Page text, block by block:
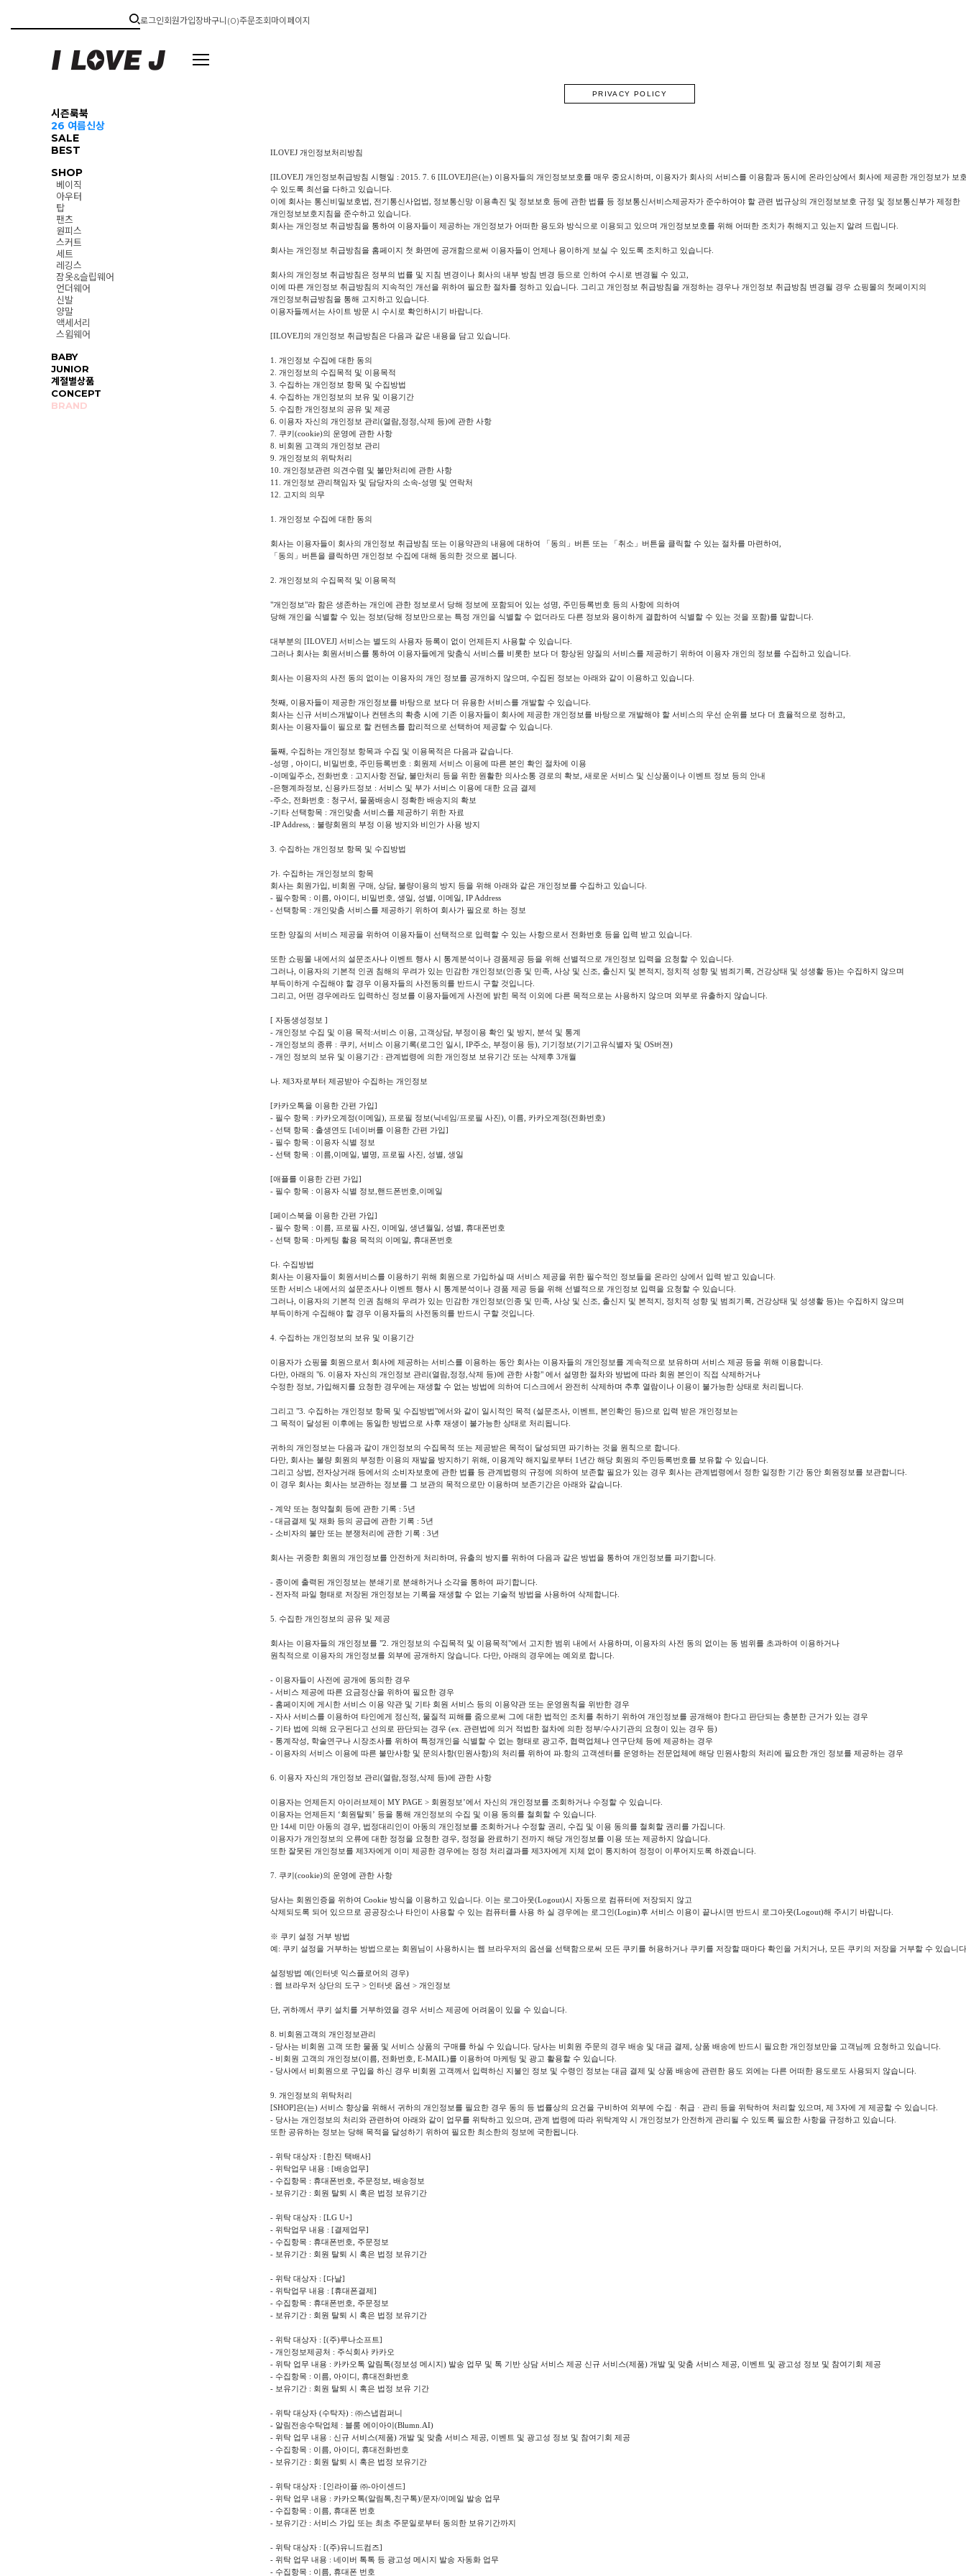
로그인회원가입장바구니(0)주문조회마이페이지
시즌룩북
26 여름신상
SALE
BEST
SHOP
베이직
아우터
탑
팬츠
원피스
스커트
세트
레깅스
잠옷&슬립웨어
언더웨어
신발
양말
액세서리
스윔웨어
BABY
JUNIOR
계절별상품
CONCEPT
BRAND
PRIVACY POLICY
ILOVEJ 개인정보처리방침
[ILOVEJ] 개인정보취급방침 시행일 : 2015. 7. 6 [ILOVEJ]은(는) 이용자들의 개인정보보호를 매우 중요시하며, 이용자가 회사의 서비스를 이용함과 동시에 온라인상에서 회사에 제공한 개인정보가 보
수 있도록 최선을 다하고 있습니다.
이에 회사는 통신비밀보호법, 전기통신사업법, 정보통신망 이용촉진 및 정보보호 등에 관한 법률 등 정보통신서비스제공자가 준수하여야 할 관련 법규상의 개인정보보호 규정 및 정보통신부가 제정한
개인정보보호지침을 준수하고 있습니다.
회사는 개인정보 취급방침을 통하여 이용자들이 제공하는 개인정보가 어떠한 용도와 방식으로 이용되고 있으며 개인정보보호를 위해 어떠한 조치가 취해지고 있는지 알려 드립니다.
회사는 개인정보 취급방침을 홈페이지 첫 화면에 공개함으로써 이용자들이 언제나 용이하게 보실 수 있도록 조치하고 있습니다.
회사의 개인정보 취급방침은 정부의 법률 및 지침 변경이나 회사의 내부 방침 변경 등으로 인하여 수시로 변경될 수 있고,
이에 따른 개인정보 취급방침의 지속적인 개선을 위하여 필요한 절차를 정하고 있습니다. 그리고 개인정보 취급방침을 개정하는 경우나 개인정보 취급방침 변경될 경우 쇼핑몰의 첫페이지의
개인정보취급방침을 통해 고지하고 있습니다.
이용자들께서는 사이트 방문 시 수시로 확인하시기 바랍니다.
[ILOVEJ]의 개인정보 취급방침은 다음과 같은 내용을 담고 있습니다.
1. 개인정보 수집에 대한 동의
2. 개인정보의 수집목적 및 이용목적
3. 수집하는 개인정보 항목 및 수집방법
4. 수집하는 개인정보의 보유 및 이용기간
5. 수집한 개인정보의 공유 및 제공
6. 이용자 자신의 개인정보 관리(열람,정정,삭제 등)에 관한 사항
7. 쿠키(cookie)의 운영에 관한 사항
8. 비회원 고객의 개인정보 관리
9. 개인정보의 위탁처리
10. 개인정보관련 의견수렴 및 불만처리에 관한 사항
11. 개인정보 관리책임자 및 담당자의 소속-성명 및 연락처
12. 고지의 의무
1. 개인정보 수집에 대한 동의
회사는 이용자들이 회사의 개인정보 취급방침 또는 이용약관의 내용에 대하여 「동의」버튼 또는 「취소」버튼을 클릭할 수 있는 절차를 마련하여,
「동의」버튼을 클릭하면 개인정보 수집에 대해 동의한 것으로 봅니다.
2. 개인정보의 수집목적 및 이용목적
"개인정보"라 함은 생존하는 개인에 관한 정보로서 당해 정보에 포함되어 있는 성명, 주민등록번호 등의 사항에 의하여
당해 개인을 식별할 수 있는 정보(당해 정보만으로는 특정 개인을 식별할 수 없더라도 다른 정보와 용이하게 결합하여 식별할 수 있는 것을 포함)를 말합니다.
대부분의 [ILOVEJ] 서비스는 별도의 사용자 등록이 없이 언제든지 사용할 수 있습니다.
그러나 회사는 회원서비스를 통하여 이용자들에게 맞춤식 서비스를 비롯한 보다 더 향상된 양질의 서비스를 제공하기 위하여 이용자 개인의 정보를 수집하고 있습니다.
회사는 이용자의 사전 동의 없이는 이용자의 개인 정보를 공개하지 않으며, 수집된 정보는 아래와 같이 이용하고 있습니다.
첫째, 이용자들이 제공한 개인정보를 바탕으로 보다 더 유용한 서비스를 개발할 수 있습니다.
회사는 신규 서비스개발이나 컨텐츠의 확충 시에 기존 이용자들이 회사에 제공한 개인정보를 바탕으로 개발해야 할 서비스의 우선 순위를 보다 더 효율적으로 정하고,
회사는 이용자들이 필요로 할 컨텐츠를 합리적으로 선택하여 제공할 수 있습니다.
둘째, 수집하는 개인정보 항목과 수집 및 이용목적은 다음과 같습니다.
-성명 , 아이디, 비밀번호, 주민등록번호 : 회원제 서비스 이용에 따른 본인 확인 절차에 이용
-이메일주소, 전화번호 : 고지사항 전달, 불만처리 등을 위한 원활한 의사소통 경로의 확보, 새로운 서비스 및 신상품이나 이벤트 정보 등의 안내
-은행계좌정보, 신용카드정보 : 서비스 및 부가 서비스 이용에 대한 요금 결제
-주소, 전화번호 : 청구서, 물품배송시 정확한 배송지의 확보
-기타 선택항목 : 개인맞춤 서비스를 제공하기 위한 자료
-IP Address, : 불량회원의 부정 이용 방지와 비인가 사용 방지
3. 수집하는 개인정보 항목 및 수집방법
가. 수집하는 개인정보의 항목
회사는 회원가입, 비회원 구매, 상담, 불량이용의 방지 등을 위해 아래와 같은 개인정보를 수집하고 있습니다.
- 필수항목 : 이름, 아이디, 비밀번호, 생일, 성별, 이메일, IP Address
- 선택항목 : 개인맞춤 서비스를 제공하기 위하여 회사가 필요로 하는 정보
또한 양질의 서비스 제공을 위하여 이용자들이 선택적으로 입력할 수 있는 사항으로서 전화번호 등을 입력 받고 있습니다.
또한 쇼핑몰 내에서의 설문조사나 이벤트 행사 시 통계분석이나 경품제공 등을 위해 선별적으로 개인정보 입력을 요청할 수 있습니다.
그러나, 이용자의 기본적 인권 침해의 우려가 있는 민감한 개인정보(인종 및 민족, 사상 및 신조, 출신지 및 본적지, 정치적 성향 및 범죄기록, 건강상태 및 성생활 등)는 수집하지 않으며
부득이하게 수집해야 할 경우 이용자들의 사전동의를 반드시 구할 것입니다.
그리고, 어떤 경우에라도 입력하신 정보를 이용자들에게 사전에 밝힌 목적 이외에 다른 목적으로는 사용하지 않으며 외부로 유출하지 않습니다.
[ 자동생성정보 ]
- 개인정보 수집 및 이용 목적:서비스 이용, 고객상담, 부정이용 확인 및 방지, 분석 및 통계
- 개인정보의 종류 : 쿠키, 서비스 이용기록(로그인 일시, IP주소, 부정이용 등), 기기정보(기기고유식별자 및 OS버젼)
- 개인 정보의 보유 및 이용기간 : 관계법령에 의한 개인정보 보유기간 또는 삭제후 3개월
나. 제3자로부터 제공받아 수집하는 개인정보
[카카오톡을 이용한 간편 가입]
- 필수 항목 : 카카오계정(이메일), 프로필 정보(닉네임/프로필 사진), 이름, 카카오계정(전화번호)
- 선택 항목 : 출생연도 [네이버를 이용한 간편 가입]
- 필수 항목 : 이용자 식별 정보
- 선택 항목 : 이름,이메일, 별명, 프로필 사진, 성별, 생일
[애플를 이용한 간편 가입]
- 필수 항목 : 이용자 식별 정보,핸드폰번호,이메일
[페이스북을 이용한 간편 가입]
- 필수 항목 : 이름, 프로필 사진, 이메일, 생년월일, 성별, 휴대폰번호
- 선택 항목 : 마케팅 활용 목적의 이메일, 휴대폰번호
다. 수집방법
회사는 이용자들이 회원서비스를 이용하기 위해 회원으로 가입하실 때 서비스 제공을 위한 필수적인 정보들을 온라인 상에서 입력 받고 있습니다.
또한 서비스 내에서의 설문조사나 이벤트 행사 시 통계분석이나 경품 제공 등을 위해 선별적으로 개인정보 입력을 요청할 수 있습니다.
그러나, 이용자의 기본적 인권 침해의 우려가 있는 민감한 개인정보(인종 및 민족, 사상 및 신조, 출신지 및 본적지, 정치적 성향 및 범죄기록, 건강상태 및 성생활 등)는 수집하지 않으며
부득이하게 수집해야 할 경우 이용자들의 사전동의를 반드시 구할 것입니다.
4. 수집하는 개인정보의 보유 및 이용기간
이용자가 쇼핑몰 회원으로서 회사에 제공하는 서비스를 이용하는 동안 회사는 이용자들의 개인정보를 계속적으로 보유하며 서비스 제공 등을 위해 이용합니다.
다만, 아래의 "6. 이용자 자신의 개인정보 관리(열람,정정,삭제 등)에 관한 사항" 에서 설명한 절차와 방법에 따라 회원 본인이 직접 삭제하거나
수정한 정보, 가입해지를 요청한 경우에는 재생할 수 없는 방법에 의하여 디스크에서 완전히 삭제하며 추후 열람이나 이용이 불가능한 상태로 처리됩니다.
그리고 "3. 수집하는 개인정보 항목 및 수집방법"에서와 같이 일시적인 목적 (설문조사, 이벤트, 본인확인 등)으로 입력 받은 개인정보는
그 목적이 달성된 이후에는 동일한 방법으로 사후 재생이 불가능한 상태로 처리됩니다.
귀하의 개인정보는 다음과 같이 개인정보의 수집목적 또는 제공받은 목적이 달성되면 파기하는 것을 원칙으로 합니다.
다만, 회사는 불량 회원의 부정한 이용의 재발을 방지하기 위해, 이용계약 해지일로부터 1년간 해당 회원의 주민등록번호를 보유할 수 있습니다.
그리고 상법, 전자상거래 등에서의 소비자보호에 관한 법률 등 관계법령의 규정에 의하여 보존할 필요가 있는 경우 회사는 관계법령에서 정한 일정한 기간 동안 회원정보를 보관합니다.
이 경우 회사는 회사는 보관하는 정보를 그 보관의 목적으로만 이용하며 보존기간은 아래와 같습니다.
- 계약 또는 청약철회 등에 관한 기록 : 5년
- 대금결제 및 재화 등의 공급에 관한 기록 : 5년
- 소비자의 불만 또는 분쟁처리에 관한 기록 : 3년
회사는 귀중한 회원의 개인정보를 안전하게 처리하며, 유출의 방지를 위하여 다음과 같은 방법을 통하여 개인정보를 파기합니다.
- 종이에 출력된 개인정보는 분쇄기로 분쇄하거나 소각을 통하여 파기합니다.
- 전자적 파일 형태로 저장된 개인정보는 기록을 재생할 수 없는 기술적 방법을 사용하여 삭제합니다.
5. 수집한 개인정보의 공유 및 제공
회사는 이용자들의 개인정보를 "2. 개인정보의 수집목적 및 이용목적"에서 고지한 범위 내에서 사용하며, 이용자의 사전 동의 없이는 동 범위를 초과하여 이용하거나
원칙적으로 이용자의 개인정보를 외부에 공개하지 않습니다. 다만, 아래의 경우에는 예외로 합니다.
- 이용자들이 사전에 공개에 동의한 경우
- 서비스 제공에 따른 요금정산을 위하여 필요한 경우
- 홈페이지에 게시한 서비스 이용 약관 및 기타 회원 서비스 등의 이용약관 또는 운영원칙을 위반한 경우
- 자사 서비스를 이용하여 타인에게 정신적, 물질적 피해를 줌으로써 그에 대한 법적인 조치를 취하기 위하여 개인정보를 공개해야 한다고 판단되는 충분한 근거가 있는 경우
- 기타 법에 의해 요구된다고 선의로 판단되는 경우 (ex. 관련법에 의거 적법한 절차에 의한 정부/수사기관의 요청이 있는 경우 등)
- 통계작성, 학술연구나 시장조사를 위하여 특정개인을 식별할 수 없는 형태로 광고주, 협력업체나 연구단체 등에 제공하는 경우
- 이용자의 서비스 이용에 따른 불만사항 및 문의사항(민원사항)의 처리를 위하여 파.항의 고객센터를 운영하는 전문업체에 해당 민원사항의 처리에 필요한 개인 정보를 제공하는 경우
6. 이용자 자신의 개인정보 관리(열람,정정,삭제 등)에 관한 사항
이용자는 언제든지 아이러브제이 MY PAGE > 회원정보’에서 자신의 개인정보를 조회하거나 수정할 수 있습니다.
이용자는 언제든지 ‘회원탈퇴’ 등을 통해 개인정보의 수집 및 이용 동의를 철회할 수 있습니다.
만 14세 미만 아동의 경우, 법정대리인이 아동의 개인정보를 조회하거나 수정할 권리, 수집 및 이용 동의를 철회할 권리를 가집니다.
이용자가 개인정보의 오류에 대한 정정을 요청한 경우, 정정을 완료하기 전까지 해당 개인정보를 이용 또는 제공하지 않습니다.
또한 잘못된 개인정보를 제3자에게 이미 제공한 경우에는 정정 처리결과를 제3자에게 지체 없이 통지하여 정정이 이루어지도록 하겠습니다.
7. 쿠키(cookie)의 운영에 관한 사항
당사는 회원인증을 위하여 Cookie 방식을 이용하고 있습니다. 이는 로그아웃(Logout)시 자동으로 컴퓨터에 저장되지 않고
삭제되도록 되어 있으므로 공공장소나 타인이 사용할 수 있는 컴퓨터를 사용 하 실 경우에는 로그인(Login)후 서비스 이용이 끝나시면 반드시 로그아웃(Logout)해 주시기 바랍니다.
※ 쿠키 설정 거부 방법
예: 쿠키 설정을 거부하는 방법으로는 회원님이 사용하시는 웹 브라우저의 옵션을 선택함으로써 모든 쿠키를 허용하거나 쿠키를 저장할 때마다 확인을 거치거나, 모든 쿠키의 저장을 거부할 수 있습니
설정방법 예(인터넷 익스플로어의 경우)
: 웹 브라우저 상단의 도구 > 인터넷 옵션 > 개인정보
단, 귀하께서 쿠키 설치를 거부하였을 경우 서비스 제공에 어려움이 있을 수 있습니다.
8. 비회원고객의 개인정보관리
- 당사는 비회원 고객 또한 물품 및 서비스 상품의 구매를 하실 수 있습니다. 당사는 비회원 주문의 경우 배송 및 대금 결제, 상품 배송에 반드시 필요한 개인정보만을 고객님께 요청하고 있습니다.
- 비회원 고객의 개인정보(이름, 전화번호, E-MAIL)를 이용하여 마케팅 및 광고 활용할 수 있습니다.
- 당사에서 비회원으로 구입을 하신 경우 비회원 고객께서 입력하신 지불인 정보 및 수령인 정보는 대금 결제 및 상품 배송에 관련한 용도 외에는 다른 어떠한 용도로도 사용되지 않습니다.
9. 개인정보의 위탁처리
[SHOP]은(는) 서비스 향상을 위해서 귀하의 개인정보를 필요한 경우 동의 등 법률상의 요건을 구비하여 외부에 수집 · 취급 · 관리 등을 위탁하여 처리할 있으며, 제 3자에 게 제공할 수 있습니다.
- 당사는 개인정보의 처리와 관련하여 아래와 같이 업무를 위탁하고 있으며, 관계 법령에 따라 위탁계약 시 개인정보가 안전하게 관리될 수 있도록 필요한 사항을 규정하고 있습니다.
또한 공유하는 정보는 당해 목적을 달성하기 위하여 필요한 최소한의 정보에 국한됩니다.
- 위탁 대상자 : [한진 택배사]
- 위탁업무 내용 : [배송업무]
- 수집항목 : 휴대폰번호, 주문정보, 배송정보
- 보유기간 : 회원 탈퇴 시 혹은 법정 보유기간
- 위탁 대상자 : [LG U+]
- 위탁업무 내용 : [결제업무]
- 수집항목 : 휴대폰번호, 주문정보
- 보유기간 : 회원 탈퇴 시 혹은 법정 보유기간
- 위탁 대상자 : [다날]
- 위탁업무 내용 : [휴대폰결제]
- 수집항목 : 휴대폰번호, 주문정보
- 보유기간 : 회원 탈퇴 시 혹은 법정 보유기간
- 위탁 대상자 : [(주)루나소프트]
- 개인정보제공처 : 주식회사 카카오
- 위탁 업무 내용 : 카카오톡 알림톡(정보성 메시지) 발송 업무 및 톡 기반 상담 서비스 제공 신규 서비스(제품) 개발 및 맞춤 서비스 제공, 이벤트 및 광고성 정보 및 참여기회 제공
- 수집항목 : 이름, 아이디, 휴대전화번호
- 보유기간 : 회원 탈퇴 시 혹은 법정 보유 기간
- 위탁 대상자 (수탁자) : ㈜스냅컴퍼니
- 알림전송수탁업체 : 블룸 에이아이(Blumn.AI)
- 위탁 업무 내용 : 신규 서비스(제품) 개발 및 맞춤 서비스 제공, 이벤트 및 광고성 정보 및 참여기회 제공
- 수집항목 : 이름, 아이디, 휴대전화번호
- 보유기간 : 회원 탈퇴 시 혹은 법정 보유기간
- 위탁 대상자 : [인라이플 ㈜-아이센드]
- 위탁 업무 내용 : 카카오톡(알림톡,친구톡)/문자/이메일 발송 업무
- 수집항목 : 이름, 휴대폰 번호
- 보유기간 : 서비스 가입 또는 최초 주문일로부터 동의한 보유기간까지
- 위탁 대상자 : [(주)유니드컴즈]
- 위탁 업무 내용 : 네이버 톡톡 등 광고성 메시지 발송 자동화 업무
- 수집항목 : 이름, 휴대폰 번호